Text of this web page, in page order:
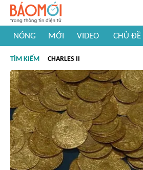
NÓNG MỚI VIDEO CHỦ ĐỀ
#Khám phá Việt Nam
TÌM KIẾM CHARLES II